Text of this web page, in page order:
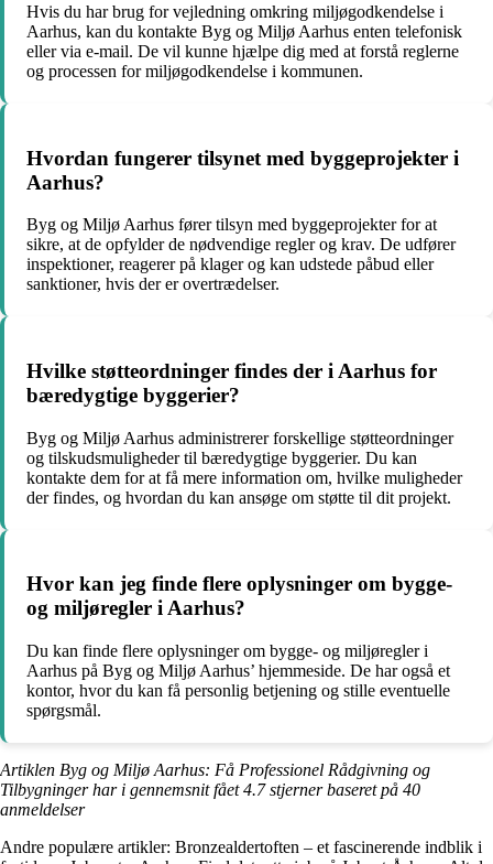
Hvis du har brug for vejledning omkring miljøgodkendelse i
Aarhus, kan du kontakte Byg og Miljø Aarhus enten telefonisk
eller via e-mail. De vil kunne hjælpe dig med at forstå reglerne
og processen for miljøgodkendelse i kommunen.
Hvordan fungerer tilsynet med byggeprojekter i
Aarhus?
Byg og Miljø Aarhus fører tilsyn med byggeprojekter for at
sikre, at de opfylder de nødvendige regler og krav. De udfører
inspektioner, reagerer på klager og kan udstede påbud eller
sanktioner, hvis der er overtrædelser.
Hvilke støtteordninger findes der i Aarhus for
bæredygtige byggerier?
Byg og Miljø Aarhus administrerer forskellige støtteordninger
og tilskudsmuligheder til bæredygtige byggerier. Du kan
kontakte dem for at få mere information om, hvilke muligheder
der findes, og hvordan du kan ansøge om støtte til dit projekt.
Hvor kan jeg finde flere oplysninger om bygge-
og miljøregler i Aarhus?
Du kan finde flere oplysninger om bygge- og miljøregler i
Aarhus på Byg og Miljø Aarhus’ hjemmeside. De har også et
kontor, hvor du kan få personlig betjening og stille eventuelle
spørgsmål.
Artiklen Byg og Miljø Aarhus: Få Professionel Rådgivning og
Tilbygninger har i gennemsnit fået4.7stjerner baseret på 40
anmeldelser
Andre populære artikler: Bronzealdertoften – et fascinerende indblik i